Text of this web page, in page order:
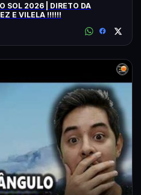
SOL 2026 | DIRETO DA
E VILELA !!!!!!